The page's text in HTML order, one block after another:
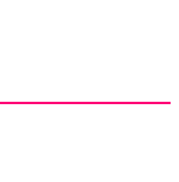
có dây để treo
đặt làm được